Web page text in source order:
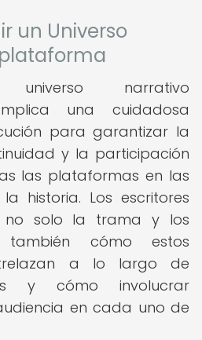
un Universo
narrativo
una cuidadosa
para garantizar la
y la participación
las plataformas en las
historia. Los escritores
no solo la trama y los
también cómo estos
a lo largo de
y cómo involucrar
en cada uno de